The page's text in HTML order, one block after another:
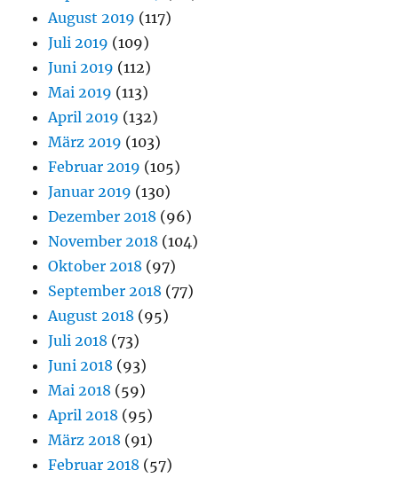
August 2019 (117)
Juli 2019 (109)
Juni 2019 (112)
Mai 2019 (113)
April 2019 (132)
März 2019 (103)
Februar 2019 (105)
Januar 2019 (130)
Dezember 2018 (96)
November 2018 (104)
Oktober 2018 (97)
September 2018 (77)
August 2018 (95)
Juli 2018 (73)
Juni 2018 (93)
Mai 2018 (59)
April 2018 (95)
März 2018 (91)
Februar 2018 (57)